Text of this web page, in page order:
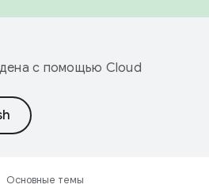
с помощью Cloud
Основные темы